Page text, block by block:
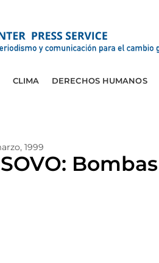
CLIMA DERECHOS HUMANOS
1999